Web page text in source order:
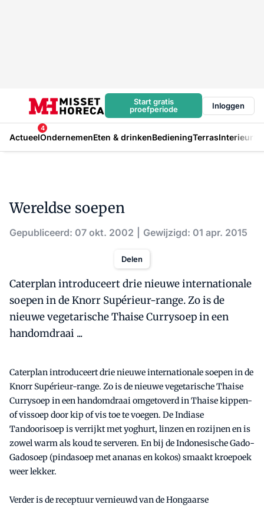
Start gratis
proefperiode
Inloggen
Actueel
4
OndernemenEten & drinkenBedieningTerrasInterieur
Wereldse soepen
Gepubliceerd: 07 okt. 2002 Gewijzigd: 01 apr. 2015
Delen
Caterplan introduceert drie nieuwe internationale
soepen in de Knorr Supérieur-range. Zo is de
nieuwe vegetarische Thaise Currysoep in een
handomdraai ...
Caterplan introduceert drie nieuwe internationale soepen in de
Knorr Supérieur-range. Zo is de nieuwe vegetarische Thaise
Currysoep in een handomdraai omgetoverd in Thaise kippen-
of vissoep door kip of vis toe te voegen. De Indiase
Tandoorisoep is verrijkt met yoghurt, linzen en rozijnen en is
zowel warm als koud te serveren. En bij de Indonesische Gado-
Gadosoep (pindasoep met ananas en kokos) smaakt kroepoek
weer lekker.
Verder is de receptuur vernieuwd van de Hongaarse